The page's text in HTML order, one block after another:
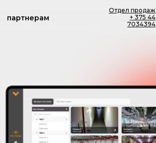
Отдел продаж
+ 375 44
7034394
партнерам